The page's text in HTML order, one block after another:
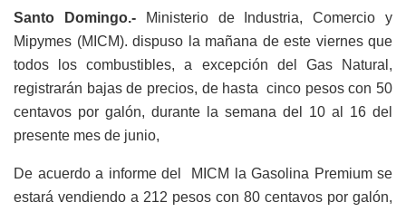
Santo Domingo.-Ministerio de Industria, Comercio y
Mipymes (MICM). dispuso la mañana de este viernes que
todos los combustibles, a excepción del Gas Natural,
registrarán bajas de precios, de hasta cinco pesos con 50
centavos por galón, durante la semana del 10 al 16 del
presente mes de junio,
De acuerdo a informe del MICM la Gasolina Premium se
estará vendiendo a 212 pesos con 80 centavos por galón,